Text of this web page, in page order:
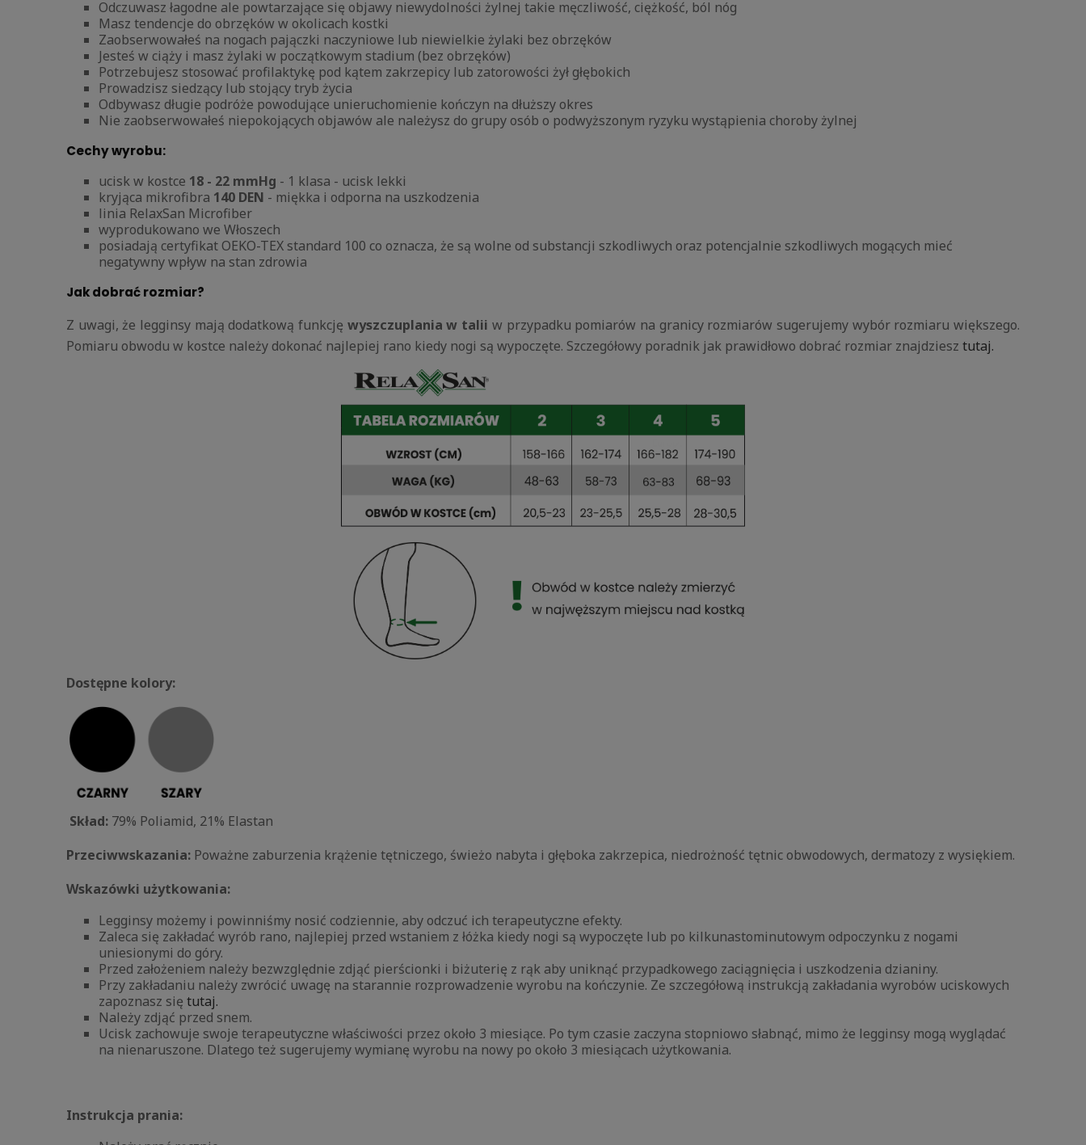
Odczuwasz łagodne ale powtarzające się objawy niewydolności żylnej takie męczliwość, ciężkość, ból nóg
Masz tendencje do obrzęków w okolicach kostki
Zaobserwowałeś na nogach pajączki naczyniowe lub niewielkie żylaki bez obrzęków
Jesteś w ciąży i masz żylaki w początkowym stadium (bez obrzęków)
Potrzebujesz stosować profilaktykę pod kątem zakrzepicy lub zatorowości żył głębokich
Prowadzisz siedzący lub stojący tryb życia
Odbywasz długie podróże powodujące unieruchomienie kończyn na dłuższy okres
Nie zaobserwowałeś niepokojących objawów ale należysz do grupy osób o podwyższonym ryzyku wystąpienia choroby żylnej
Cechy wyrobu:
ucisk w kostce 18 - 22 mmHg - 1 klasa - ucisk lekki
kryjąca mikrofibra 140 DEN - miękka i odporna na uszkodzenia
linia RelaxSan Microfiber
wyprodukowano we Włoszech
posiadają certyfikat OEKO-TEX standard 100 co oznacza, że są wolne od substancji szkodliwych oraz potencjalnie szkodliwych mogących mieć
negatywny wpływ na stan zdrowia
Jak dobrać rozmiar?
Z uwagi, że legginsy mają dodatkową funkcję wyszczuplania w talii w przypadku pomiarów na granicy rozmiarów sugerujemy wybór rozmiaru większego.
Pomiaru obwodu w kostce należy dokonać najlepiej rano kiedy nogi są wypoczęte. Szczegółowy poradnik jak prawidłowo dobrać rozmiar znajdziesz tutaj.
Dostępne kolory:
Skład: 79% Poliamid, 21% Elastan
Przeciwwskazania: Poważne zaburzenia krążenie tętniczego, świeżo nabyta i głęboka zakrzepica, niedrożność tętnic obwodowych, dermatozy z wysiękiem.
Wskazówki użytkowania:
Legginsy możemy i powinniśmy nosić codziennie, aby odczuć ich terapeutyczne efekty.
Zaleca się zakładać wyrób rano, najlepiej przed wstaniem z łóżka kiedy nogi są wypoczęte lub po kilkunastominutowym odpoczynku z nogami
uniesionymi do góry.
Przed założeniem należy bezwzględnie zdjąć pierścionki i biżuterię z rąk aby uniknąć przypadkowego zaciągnięcia i uszkodzenia dzianiny.
Przy zakładaniu należy zwrócić uwagę na starannie rozprowadzenie wyrobu na kończynie. Ze szczegółową instrukcją zakładania wyrobów uciskowych
zapoznasz się tutaj.
Należy zdjąć przed snem.
Ucisk zachowuje swoje terapeutyczne właściwości przez około 3 miesiące. Po tym czasie zaczyna stopniowo słabnąć, mimo że legginsy mogą wyglądać
na nienaruszone. Dlatego też sugerujemy wymianę wyrobu na nowy po około 3 miesiącach użytkowania.
Instrukcja prania: